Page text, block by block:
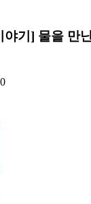
야기] 물을 만